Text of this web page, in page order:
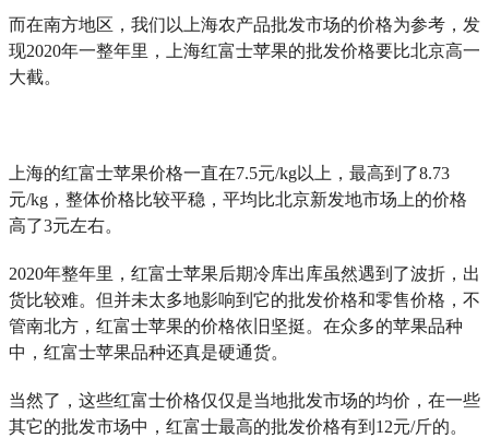
而在南方地区，我们以上海农产品批发市场的价格为参考，发
现2020年一整年里，上海红富士苹果的批发价格要比北京高一
大截。
上海的红富士苹果价格一直在7.5元/kg以上，最高到了8.73
元/kg，整体价格比较平稳，平均比北京新发地市场上的价格
高了3元左右。
2020年整年里，红富士苹果后期冷库出库虽然遇到了波折，出
货比较难。但并未太多地影响到它的批发价格和零售价格，不
管南北方，红富士苹果的价格依旧坚挺。在众多的苹果品种
中，红富士苹果品种还真是硬通货。
当然了，这些红富士价格仅仅是当地批发市场的均价，在一些
其它的批发市场中，红富士最高的批发价格有到12元/斤的。